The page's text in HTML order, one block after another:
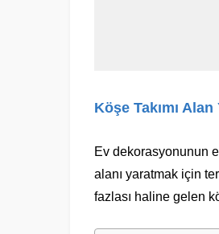
Köşe Takımı
Ev dekorasyonunun
alanı yaratmak için
fazlası haline gelen